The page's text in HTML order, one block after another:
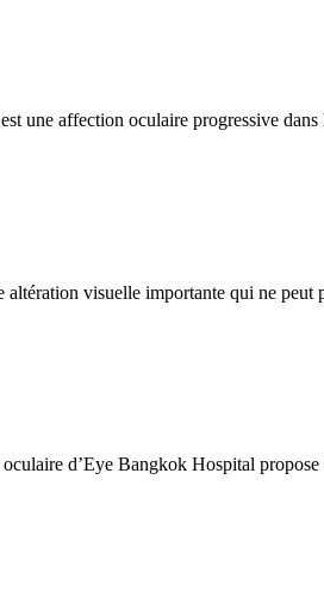
une affection oculaire progressive dans
visuelle importante qui ne peut
d’Eye Bangkok Hospital propose